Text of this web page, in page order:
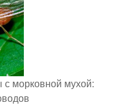
морковной мухой: